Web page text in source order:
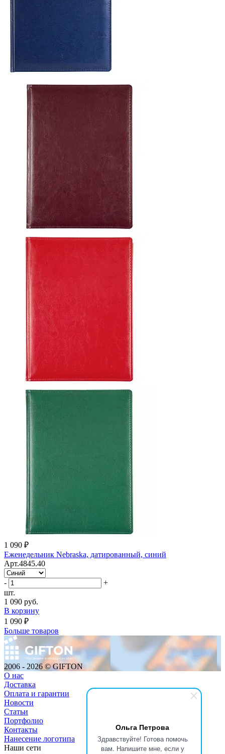
Ольга Петрова
Здравствуйте! Готова помочь
вам. Напишите мне, если у
1 090 ₽
Еженедельник Nebraska, датированный, синий
Арт.4845.40
-
+
шт.
1 090 руб.
В корзину
1 090 ₽
Больше товаров
2006 - 2026 © GIFTON
О нас
Доставка
Оплата и гарантии
Новости
Статьи
Портфолио
Контакты
Нанесение логотипа
Наши сети